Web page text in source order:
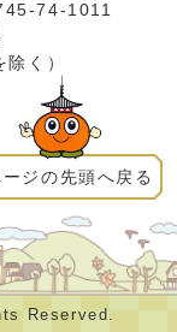
74-1011
く）
ージの先頭へ戻る
Reserved.